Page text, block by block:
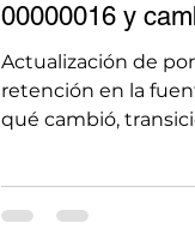
00000016 y
declaración y
Ecuador 2026
Actualización de
retención en la
qué cambió,